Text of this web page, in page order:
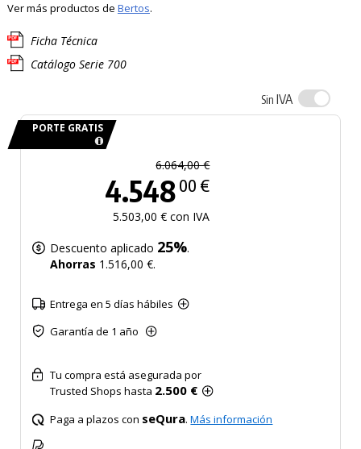
Ver más productos de Bertos.
Ficha Técnica
Catálogo Serie 700
Sin IVA
PORTE GRATIS
6.064,00 €
4.548 00 €
5.503,00 € con IVA
Descuento aplicado 25%.
Ahorras 1.516,00 €.
Entrega en 5 días hábiles
Garantía de 1 año
Tu compra está asegurada por
Trusted Shops hasta 2.500 €
Paga a plazos con seQura.Más información